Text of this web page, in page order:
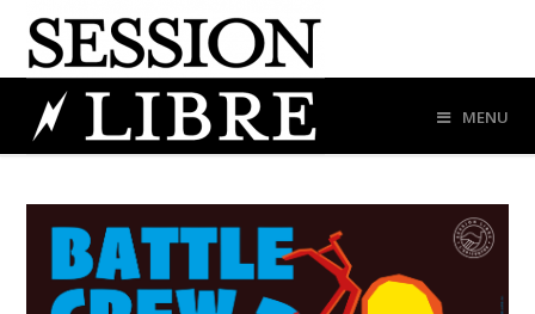
MENU